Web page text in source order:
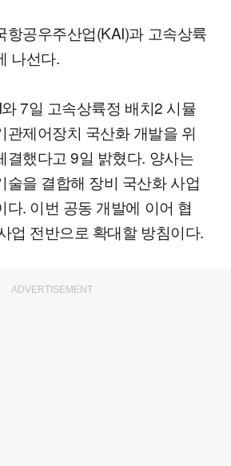
항공우주산업(KAI)과 고속상륙
나선다.
7일 고속상륙정 배치2 시뮬
관제어장치 국산화 개발을 위
결했다고 9일 밝혔다. 양사는
술을 결합해 장비 국산화 사업
다. 이번 공동 개발에 이어 협
업 전반으로 확대할 방침이다.
ADVERTISEMENT